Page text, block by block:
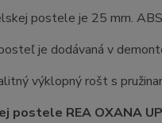
postele je 25 mm.
je dodávaná v
výklopný rošt s
postele REA OXANA